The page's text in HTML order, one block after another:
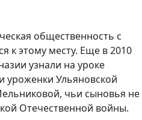
общественность с
к этому месту. Еще в 2010
узнали на уроке
уроженки Ульяновской
чьи сыновья не
Отечественной войны.